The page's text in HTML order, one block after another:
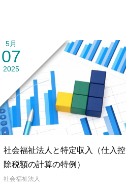
5月
07
2025
社会福祉法人と特定収入（仕入控
除税額の計算の特例）
社会福祉法人